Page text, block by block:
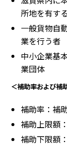
所地を有す
一般貨物自
業を行う者
中小企業基
業団体
＜補助率および補
補助率：補
補助上限額
補助下限額